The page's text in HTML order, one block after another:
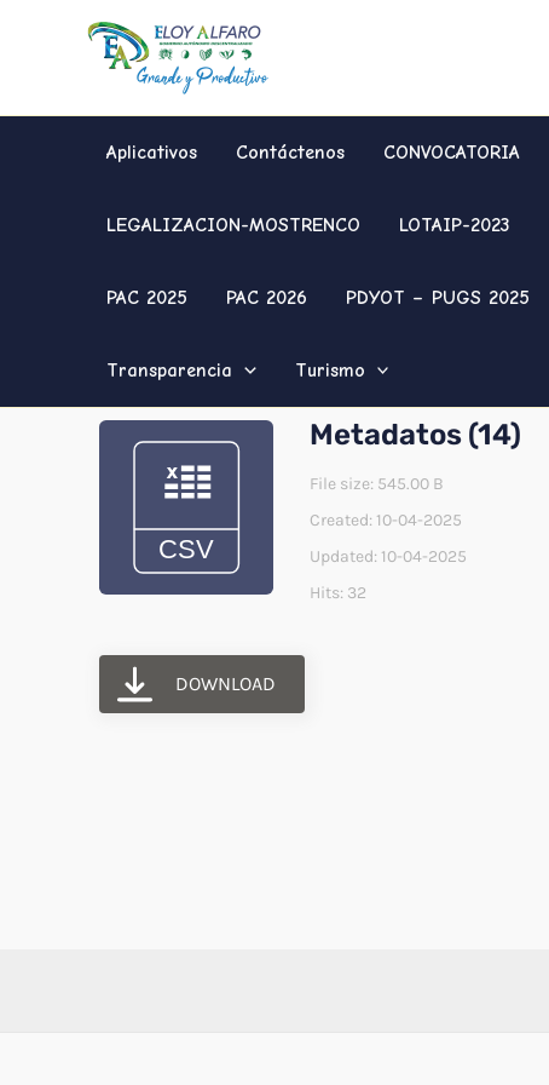
Aplicativos Contáctenos CONVOCATORIA
LEGALIZACION-MOSTRENCO LOTAIP-2023
PAC 2025 PAC 2026 PDYOT – PUGS 2025
Transparencia Turismo
Metadatos (14)
File size: 545.00 B
Created: 10-04-2025
Updated: 10-04-2025
Hits: 32
DOWNLOAD